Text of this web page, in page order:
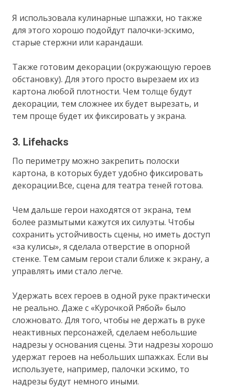
Я использовала кулинарные шпажки, но также
для этого хорошо подойдут палочки-эскимо,
старые стержни или карандаши.
Также готовим декорации (окружающую героев
обстановку). Для этого просто вырезаем их из
картона любой плотности. Чем толще будут
декорации, тем сложнее их будет вырезать, и
тем проще будет их фиксировать у экрана.
3. Lifehacks
По периметру можно закрепить полоски
картона, в которых будет удобно фиксировать
декорации.Все, сцена для театра теней готова.
Чем дальше герои находятся от экрана, тем
более размытыми кажутся их силуэты. Чтобы
сохранить устойчивость сцены, но иметь доступ
«за кулисы», я сделала отверстие в опорной
стенке. Тем самым герои стали ближе к экрану, а
управлять ими стало легче.
Удержать всех героев в одной руке практически
не реально. Даже с «Курочкой Рябой» было
сложновато. Для того, чтобы не держать в руке
неактивных персонажей, сделаем небольшие
надрезы у основания сцены. Эти надрезы хорошо
удержат героев на небольших шпажках. Если вы
используете, например, палочки эскимо, то
надрезы будут немного иными.